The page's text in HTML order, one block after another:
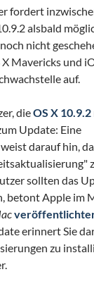
fordert
alsbald
nicht
Mavericks und
auf.
dieOS X 10.9.2
Update: Eine
darauf hin,
sollten das
betont Apple im
erinnert Sie
zu